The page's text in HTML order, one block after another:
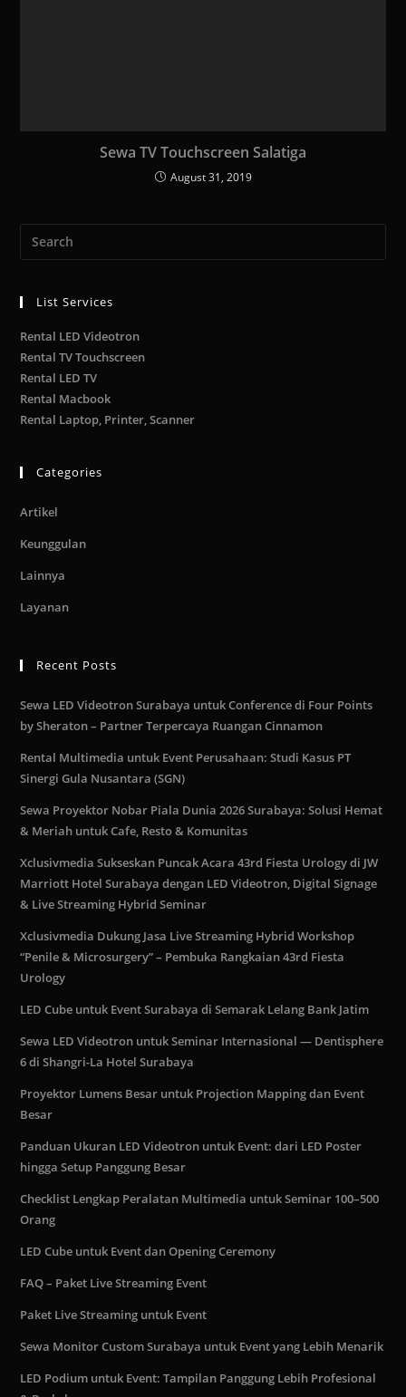
Sewa TV Touchscreen Salatiga
August 31, 2019
List Services
Rental LED Videotron
Rental TV Touchscreen
Rental LED TV
Rental Macbook
Rental Laptop, Printer, Scanner
Categories
Artikel
Keunggulan
Lainnya
Layanan
Recent Posts
Sewa LED Videotron Surabaya untuk Conference di Four Points
by Sheraton – Partner Terpercaya Ruangan Cinnamon
Rental Multimedia untuk Event Perusahaan: Studi Kasus PT
Sinergi Gula Nusantara (SGN)
Sewa Proyektor Nobar Piala Dunia 2026 Surabaya: Solusi Hemat
& Meriah untuk Cafe, Resto & Komunitas
Xclusivmedia Sukseskan Puncak Acara 43rd Fiesta Urology di JW
Marriott Hotel Surabaya dengan LED Videotron, Digital Signage
& Live Streaming Hybrid Seminar
Xclusivmedia Dukung Jasa Live Streaming Hybrid Workshop
“Penile & Microsurgery” – Pembuka Rangkaian 43rd Fiesta
Urology
LED Cube untuk Event Surabaya di Semarak Lelang Bank Jatim
Sewa LED Videotron untuk Seminar Internasional — Dentisphere
6 di Shangri-La Hotel Surabaya
Proyektor Lumens Besar untuk Projection Mapping dan Event
Besar
Panduan Ukuran LED Videotron untuk Event: dari LED Poster
hingga Setup Panggung Besar
Checklist Lengkap Peralatan Multimedia untuk Seminar 100–500
Orang
LED Cube untuk Event dan Opening Ceremony
FAQ – Paket Live Streaming Event
Paket Live Streaming untuk Event
Sewa Monitor Custom Surabaya untuk Event yang Lebih Menarik
LED Podium untuk Event: Tampilan Panggung Lebih Profesional